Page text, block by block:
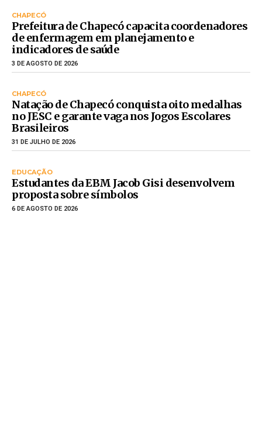
CHAPECÓ
Prefeitura de Chapecó capacita coordenadores
de enfermagem em planejamento e
indicadores de saúde
3 DE AGOSTO DE 2026
CHAPECÓ
Natação de Chapecó conquista oito medalhas
no JESC e garante vaga nos Jogos Escolares
Brasileiros
31 DE JULHO DE 2026
EDUCAÇÃO
Estudantes da EBM Jacob Gisi desenvolvem
proposta sobre símbolos
6 DE AGOSTO DE 2026